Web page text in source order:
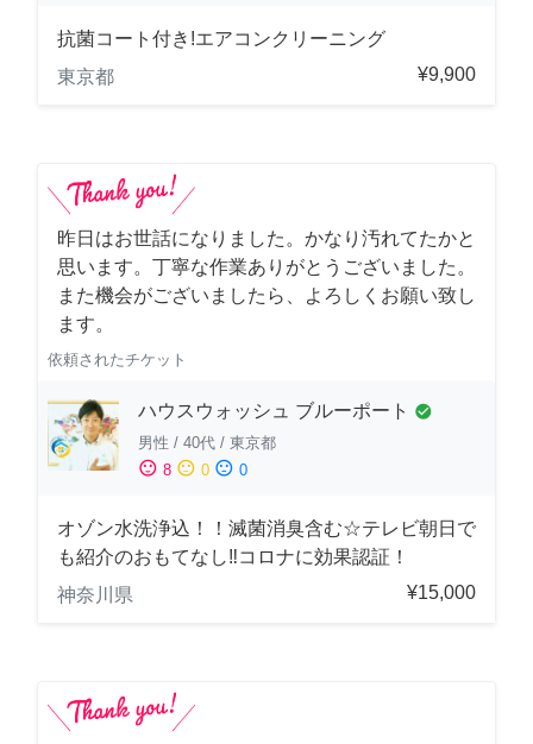
抗菌コート付き!エアコンクリーニング
東京都
¥9,900
昨日はお世話になりました。かなり汚れてたかと
思います。丁寧な作業ありがとうございました。
また機会がございましたら、よろしくお願い致し
ます。
依頼されたチケット
ハウスウォッシュ ブルーポート check_circle
男性 / 40代 / 東京都
sentiment_satisfied 8 sentiment_neutral 0 sentiment_dissatisfied 0
オゾン水洗浄込！！滅菌消臭含む☆テレビ朝日で
も紹介のおもてなし‼コロナに効果認証！
神奈川県
¥15,000